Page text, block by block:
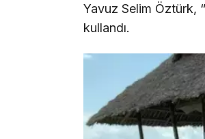
Yavuz Selim Öztürk,
kullandı.